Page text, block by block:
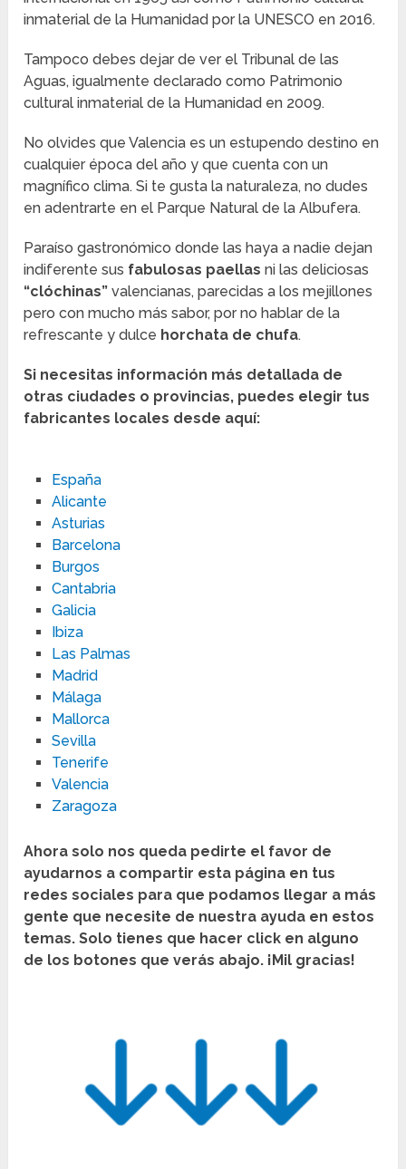
inmaterial de la Humanidad por la UNESCO en 2016.
Tampoco debes dejar de ver el Tribunal de las
Aguas, igualmente declarado como Patrimonio
cultural inmaterial de la Humanidad en 2009.
No olvides que Valencia es un estupendo destino en
cualquier época del año y que cuenta con un
magnífico clima. Si te gusta la naturaleza, no dudes
en adentrarte en el Parque Natural de la Albufera.
Paraíso gastronómico donde las haya a nadie dejan
indiferente sus fabulosas paellas ni las deliciosas
“clóchinas” valencianas, parecidas a los mejillones
pero con mucho más sabor, por no hablar de la
refrescante y dulce horchata de chufa.
Si necesitas información más detallada de
otras ciudades o provincias, puedes elegir tus
fabricantes locales desde aquí:
España
Alicante
Asturias
Barcelona
Burgos
Cantabria
Galicia
Ibiza
Las Palmas
Madrid
Málaga
Mallorca
Sevilla
Tenerife
Valencia
Zaragoza
Ahora solo nos queda pedirte el favor de
ayudarnos a compartir esta página en tus
redes sociales para que podamos llegar a más
gente que necesite de nuestra ayuda en estos
temas. Solo tienes que hacer click en alguno
de los botones que verás abajo. ¡Mil gracias!